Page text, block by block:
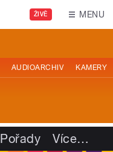
ŽIVĚ MENU
AUDIOARCHIV KAMERY
Pořady Více…